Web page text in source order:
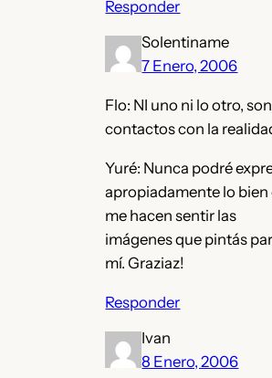
Responder
Solentiname
7 Enero, 2006
Flo: NI uno ni lo otro, son
contactos con la
Yuré: Nunca podré
apropiadamente lo bien
me hacen sentir las
imágenes que pintás
mí. Graziaz!
Responder
Ivan
8 Enero, 2006